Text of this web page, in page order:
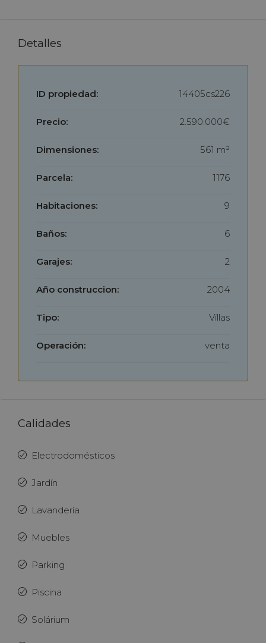
Detalles
ID propiedad: 14405cs226
Precio: 2.590.000€
Dimensiones: 561 m²
Parcela: 1176
Habitaciones: 9
Baños: 6
Garajes: 2
Año construccion: 2004
Tipo: Villas
Operación: venta
Calidades
Electrodomésticos
Jardín
Lavandería
Muebles
Parking
Piscina
Solárium